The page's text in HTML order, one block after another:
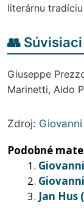
literárnu
👥
Giuseppe
Marinetti, Aldo
Zdroj:
Podobné
Jan Hus